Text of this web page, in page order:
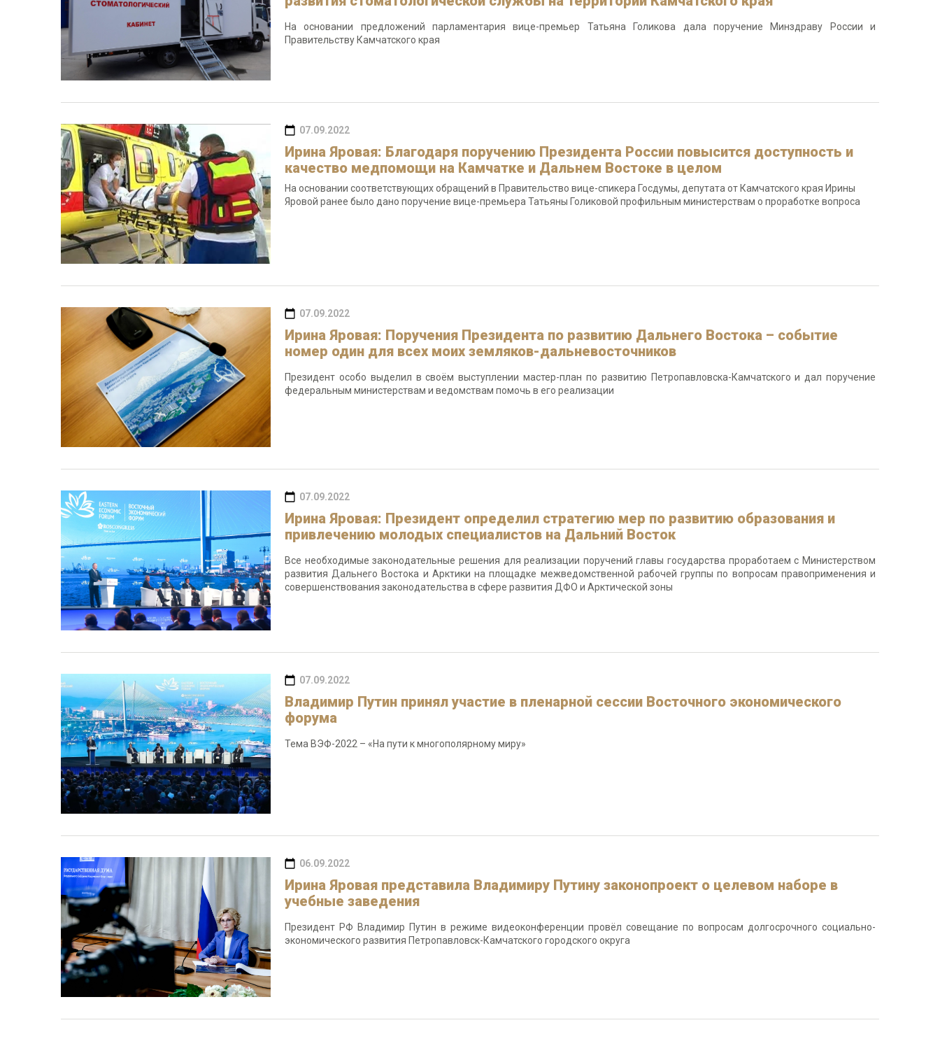
На основании предложений парламентария вице-премьер Татьяна Голикова дала поручение Минздраву России и
Правительству Камчатского края
07.09.2022
Ирина Яровая: Благодаря поручению Президента России повысится доступность и
качество медпомощи на Камчатке и Дальнем Востоке в целом
На основании соответствующих обращений в Правительство вице-спикера Госдумы, депутата от Камчатского края Ирины
Яровой ранее было дано поручение вице-премьера Татьяны Голиковой профильным министерствам о проработке вопроса
07.09.2022
Ирина Яровая: Поручения Президента по развитию Дальнего Востока – событие
номер один для всех моих земляков-дальневосточников
Президент особо выделил в своём выступлении мастер-план по развитию Петропавловска-Камчатского и дал поручение
федеральным министерствам и ведомствам помочь в его реализации
07.09.2022
Ирина Яровая: Президент определил стратегию мер по развитию образования и
привлечению молодых специалистов на Дальний Восток
Все необходимые законодательные решения для реализации поручений главы государства проработаем с Министерством
развития Дальнего Востока и Арктики на площадке межведомственной рабочей группы по вопросам правоприменения и
совершенствования законодательства в сфере развития ДФО и Арктической зоны
07.09.2022
Владимир Путин принял участие в пленарной сессии Восточного экономического
форума
Тема ВЭФ-2022 – «На пути к многополярному миру»
06.09.2022
Ирина Яровая представила Владимиру Путину законопроект о целевом наборе в
учебные заведения
Президент РФ Владимир Путин в режиме видеоконференции провёл совещание по вопросам долгосрочного социально-
экономического развития Петропавловск-Камчатского городского округа